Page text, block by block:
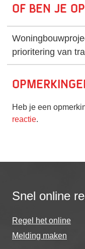
Of ben je
prioritering van
Heb je een
reactie.
Snel online
Regel het online
Melding maken